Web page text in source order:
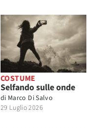
COSTUME
Selfando sulle onde
di Marco Di Salvo
29 Luglio 2026